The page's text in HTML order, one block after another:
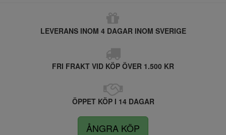
LEVERANS INOM 4 DAGAR INOM SVERIGE
FRI FRAKT VID KÖP ÖVER 1.500 KR
ÖPPET KÖP I 14 DAGAR
ÅNGRA KÖP